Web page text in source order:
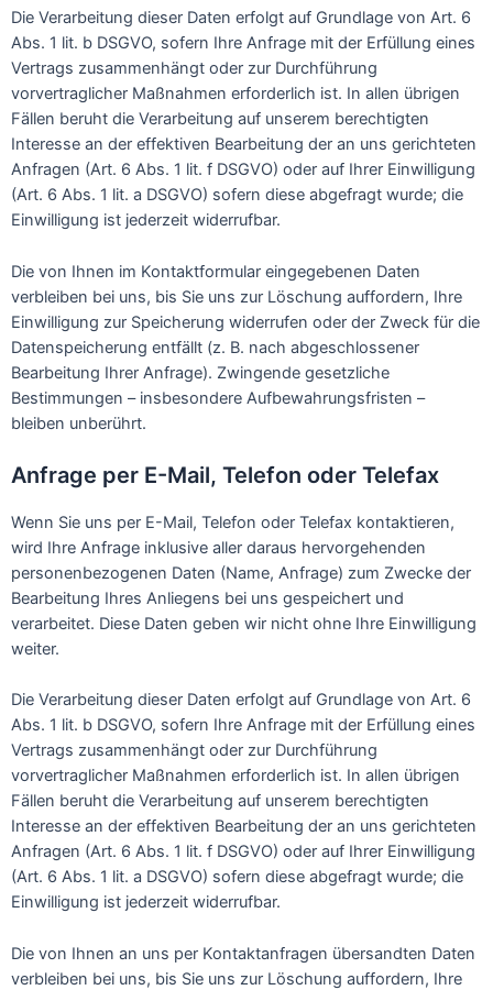
Die Verarbeitung dieser Daten erfolgt auf Grundlage von Art. 6
Abs. 1 lit. b DSGVO, sofern Ihre Anfrage mit der Erfüllung eines
Vertrags zusammenhängt oder zur Durchführung
vorvertraglicher Maßnahmen erforderlich ist. In allen übrigen
Fällen beruht die Verarbeitung auf unserem berechtigten
Interesse an der effektiven Bearbeitung der an uns gerichteten
Anfragen (Art. 6 Abs. 1 lit. f DSGVO) oder auf Ihrer Einwilligung
(Art. 6 Abs. 1 lit. a DSGVO) sofern diese abgefragt wurde; die
Einwilligung ist jederzeit widerrufbar.
Die von Ihnen im Kontaktformular eingegebenen Daten
verbleiben bei uns, bis Sie uns zur Löschung auffordern, Ihre
Einwilligung zur Speicherung widerrufen oder der Zweck für die
Datenspeicherung entfällt (z. B. nach abgeschlossener
Bearbeitung Ihrer Anfrage). Zwingende gesetzliche
Bestimmungen – insbesondere Aufbewahrungsfristen –
bleiben unberührt.
Anfrage per E-Mail, Telefon oder Telefax
Wenn Sie uns per E-Mail, Telefon oder Telefax kontaktieren,
wird Ihre Anfrage inklusive aller daraus hervorgehenden
personenbezogenen Daten (Name, Anfrage) zum Zwecke der
Bearbeitung Ihres Anliegens bei uns gespeichert und
verarbeitet. Diese Daten geben wir nicht ohne Ihre Einwilligung
weiter.
Die Verarbeitung dieser Daten erfolgt auf Grundlage von Art. 6
Abs. 1 lit. b DSGVO, sofern Ihre Anfrage mit der Erfüllung eines
Vertrags zusammenhängt oder zur Durchführung
vorvertraglicher Maßnahmen erforderlich ist. In allen übrigen
Fällen beruht die Verarbeitung auf unserem berechtigten
Interesse an der effektiven Bearbeitung der an uns gerichteten
Anfragen (Art. 6 Abs. 1 lit. f DSGVO) oder auf Ihrer Einwilligung
(Art. 6 Abs. 1 lit. a DSGVO) sofern diese abgefragt wurde; die
Einwilligung ist jederzeit widerrufbar.
Die von Ihnen an uns per Kontaktanfragen übersandten Daten
verbleiben bei uns, bis Sie uns zur Löschung auffordern, Ihre